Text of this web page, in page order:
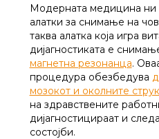
Модерната медицина ни
алатки за снимање на
таква алатка која игра
дијагностиката е
магнетна резонанца.
процедура обезбедува
мозокот и околните
на здравствените
дијагностицираат и
состојби.